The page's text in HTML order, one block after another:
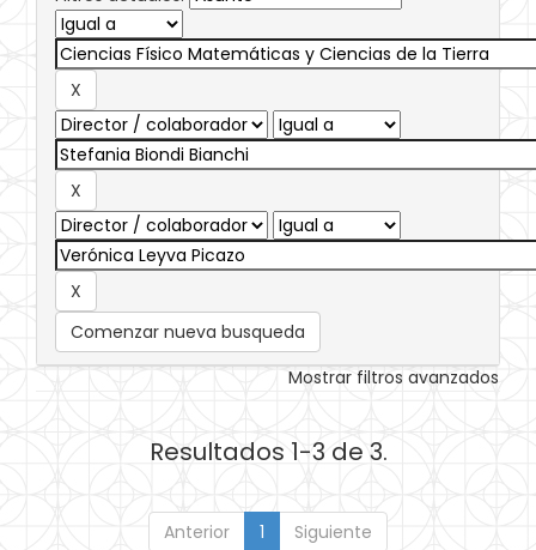
Comenzar nueva busqueda
Mostrar filtros avanzados
Resultados 1-3 de 3.
Anterior 1 Siguiente